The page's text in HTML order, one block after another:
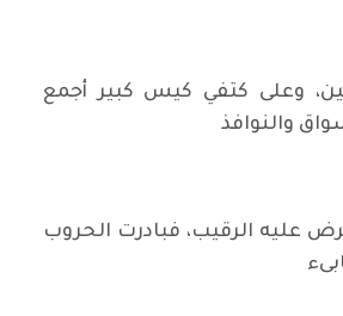
وعلى كتفي كيس كبير أجمع
والنوافذ
عليه الرقيب، فبادرت الحروب